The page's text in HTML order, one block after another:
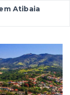
Atibaia